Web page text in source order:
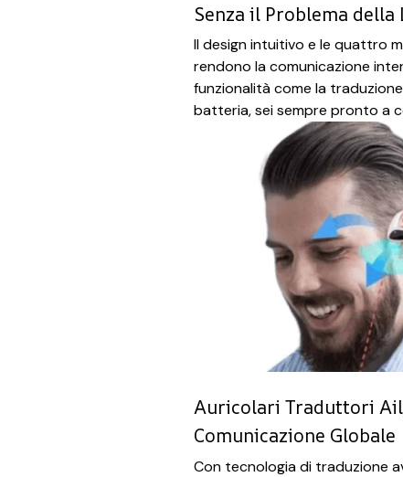
Senza il Problema della
Il design intuitivo e le quattro
rendono la comunicazione
funzionalità come la
batteria, sei sempre pronto a
Auricolari Traduttori
Comunicazione Globale
Con tecnologia di traduzione